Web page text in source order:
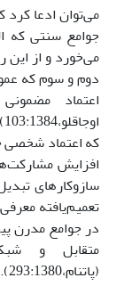
می‌توان ادعا کرد
جوامع سنتی
می‌خورد و از این
دوم و سوم که
اعتماد
که اعتماد شخصی
افزایش
سازوکارهای
تعمیم‌یافته
در جوامع مدرن
متقابل و
(پاتنام،293:1380).